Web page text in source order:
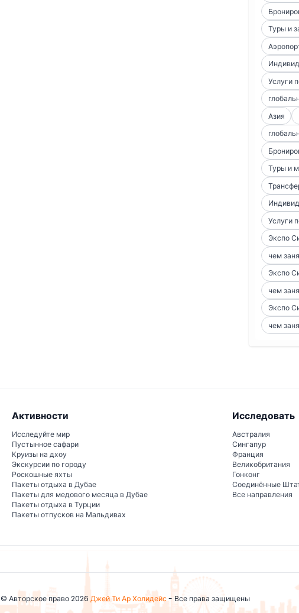
Туры и
Услуги
Азия
Туры и
Услуги
Экспо
чем
Экспо
чем
Экспо
чем
Активности
Исследуйте мир
Пустынное сафари
Круизы на дхоу
Экскурсии по городу
Роскошные яхты
Пакеты отдыха в Дубае
Пакеты для медового месяца в Дубае
Пакеты отдыха в Турции
Пакеты отпусков на Мальдивах
Исследовать
Австралия
Сингапур
Франция
Великобритания
Гонконг
Соединённые
Все направления
© Авторское право 2026 Джей Ти Ар Холидейс- Все права защищены